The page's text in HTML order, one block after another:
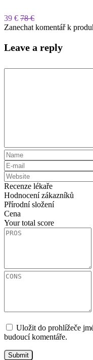
39 € 78 €
Zanechat komentář k
Leave a reply
Recenze lékaře
Hodnocení zákazníků
Přírodní složení
Cena
Your total score
Uložit do prohlížeče
budoucí komentáře.